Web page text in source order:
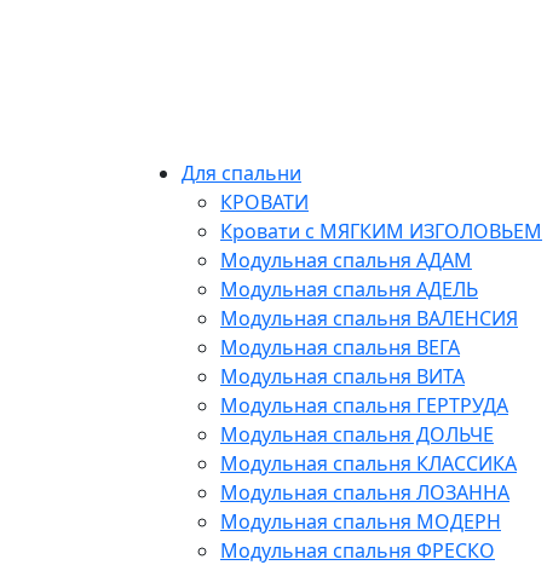
Для спальни
КРОВАТИ
Кровати с МЯГКИМ ИЗГОЛОВЬЕМ
Модульная спальня АДАМ
Модульная спальня АДЕЛЬ
Модульная спальня ВАЛЕНСИЯ
Модульная спальня ВЕГА
Модульная спальня ВИТА
Модульная спальня ГЕРТРУДА
Модульная спальня ДОЛЬЧЕ
Модульная спальня КЛАССИКА
Модульная спальня ЛОЗАННА
Модульная спальня МОДЕРН
Модульная спальня ФРЕСКО